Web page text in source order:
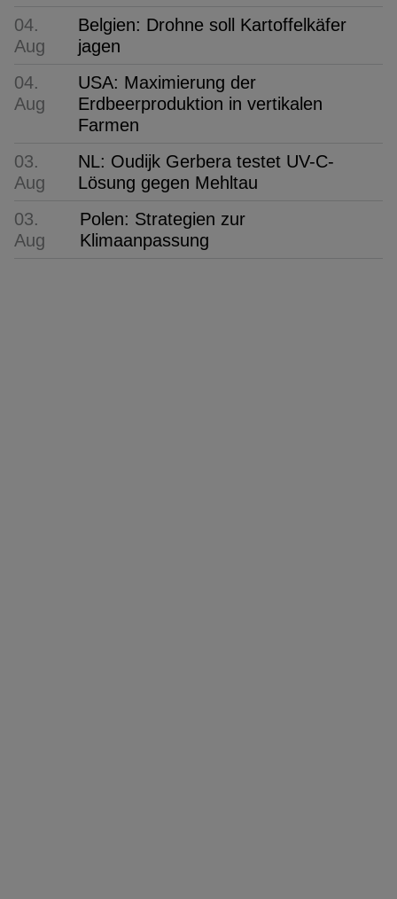
04.
Aug
Belgien: Drohne soll Kartoffelkäfer
jagen
04.
Aug
USA: Maximierung der
Erdbeerproduktion in vertikalen
Farmen
03.
Aug
NL: Oudijk Gerbera testet UV-C-
Lösung gegen Mehltau
03.
Aug
Polen: Strategien zur
Klimaanpassung